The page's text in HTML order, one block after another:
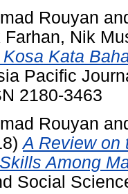
Rouyan
Farhan, Nik
Kata
Pacific
2180-3463
Rouyan
A Review on
Among
Social